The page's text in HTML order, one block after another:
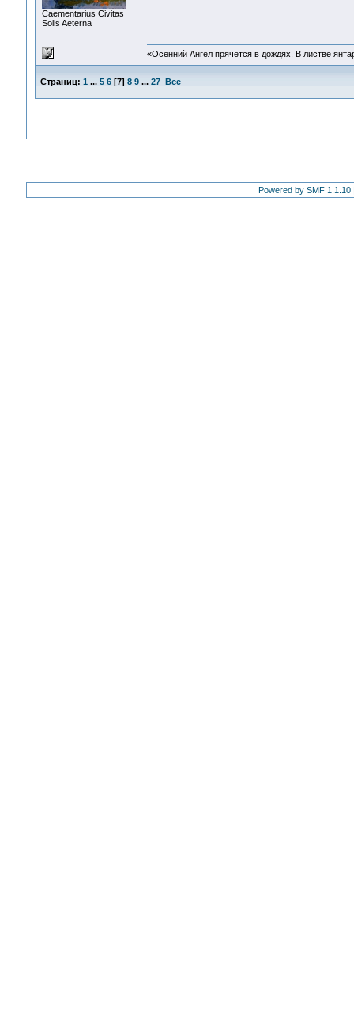
Сaementarius Civitas
Solis Aeterna
«Осенний Ангел прячется в дождях. В листве
Страниц: 1 ... 5 6[7] 8 9 ... 27 Все
Powered by SMF 1.1.10